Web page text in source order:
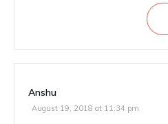
Anshu
August 19, 2018 at 11:34 pm